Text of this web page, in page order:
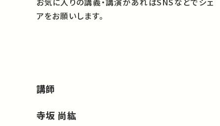
アをお願いします。
講師
寺坂 尚紘